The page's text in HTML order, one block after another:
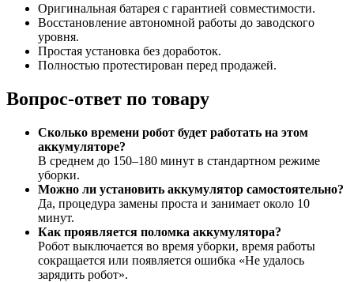
Оригинальная батарея с гарантией совместимости.
Восстановление автономной работы до заводского
уровня.
Простая установка без доработок.
Полностью протестирован перед продажей.
Вопрос-ответ по товару
Сколько времени робот будет работать на этом
аккумуляторе?
В среднем до 150–180 минут в стандартном режиме
уборки.
Можно ли установить аккумулятор самостоятельно?
Да, процедура замены проста и занимает около 10
минут.
Как проявляется поломка аккумулятора?
Робот выключается во время уборки, время работы
сокращается или появляется ошибка «Не удалось
зарядить робот».